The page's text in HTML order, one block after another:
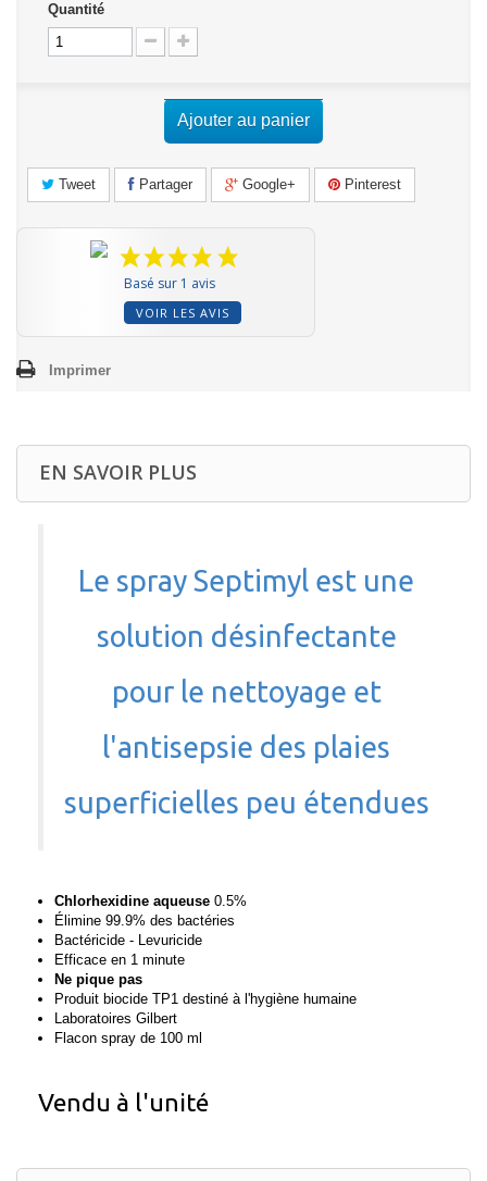
Quantité
Ajouter au panier
Tweet Partager Google+ Pinterest
Basé sur 1 avis
VOIR LES AVIS
Imprimer
EN SAVOIR PLUS
Le spray Septimyl est une
solution désinfectante
pour le nettoyage et
l'antisepsie des plaies
superficielles peu étendues
Chlorhexidine aqueuse 0.5%
Élimine 99.9% des bactéries
Bactéricide - Levuricide
Efficace en 1 minute
Ne pique pas
Produit biocide TP1 destiné à l'hygiène humaine
Laboratoires Gilbert
Flacon spray de 100 ml
Vendu à l'unité